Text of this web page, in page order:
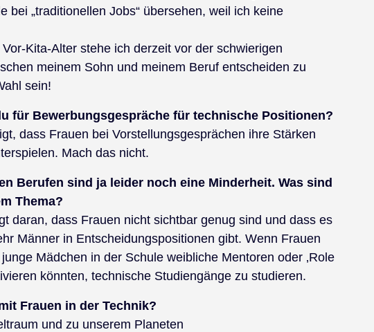
bei „traditionellen Jobs“ übersehen, weil ich keine
Kita-Alter stehe ich derzeit vor der schwierigen
meinem Sohn und meinem Beruf entscheiden zu
sein!
für Bewerbungsgespräche für technische Positionen?
dass Frauen bei Vorstellungsgesprächen ihre Stärken
Mach das nicht.
Berufen sind ja leider noch eine Minderheit. Was sind
Thema?
daran, dass Frauen nicht sichtbar genug sind und dass es
Männer in Entscheidungspositionen gibt. Wenn Frauen
Mädchen in der Schule weibliche Mentoren oder ‚Role
könnten, technische Studiengänge zu studieren.
Frauen in der Technik?
und zu unserem Planeten